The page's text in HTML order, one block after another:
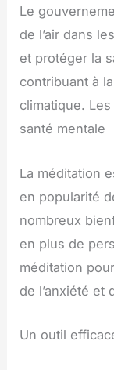
Le
de l’air dans
et protéger la
contribuant à
climatique.
santé mentale
La méditation
en popularité
nombreux
en plus de
méditation
de l’anxiété et
Un outil